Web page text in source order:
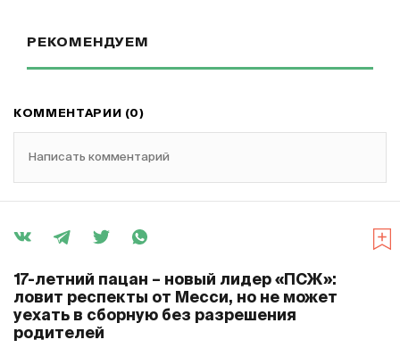
РЕКОМЕНДУЕМ
КОММЕНТАРИИ (0)
Написать комментарий
17-летний пацан – новый лидер «ПСЖ»:
ловит респекты от Месси, но не может
уехать в сборную без разрешения
родителей